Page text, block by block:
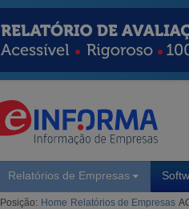
Relatórios de Empresas
Posição: Home Relatórios de Empresas